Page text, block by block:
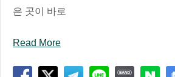
은 곳이 바로
Read More